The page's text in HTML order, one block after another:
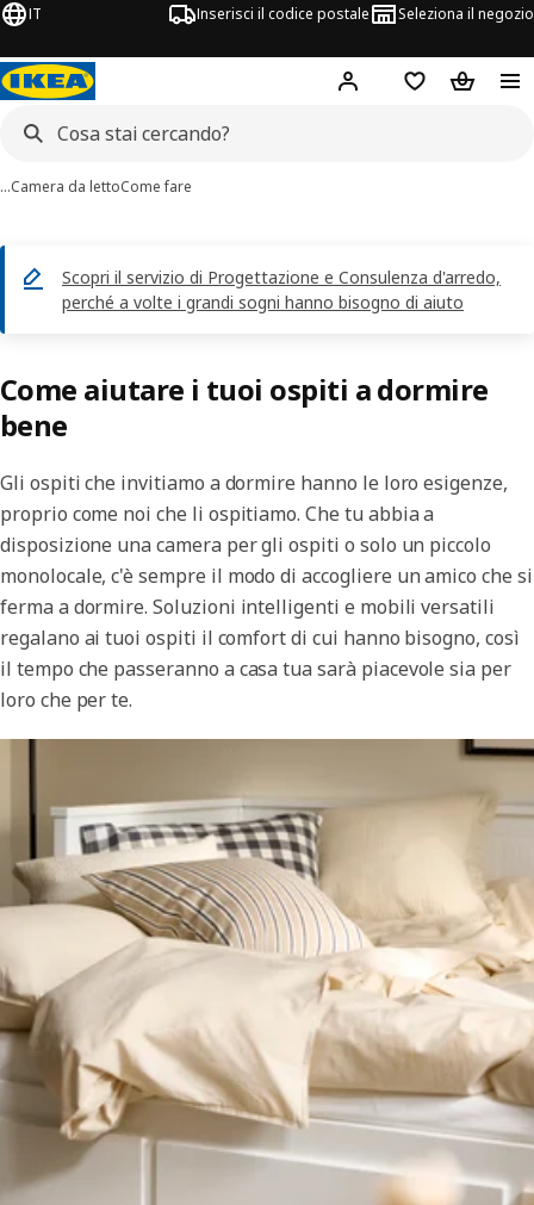
IT Inserisci il codice postale Seleziona il negozio
Hej! AccediLista deiCarrello
…Camera da lettoCome fare
Scopri il servizio di Progettazione e Consulenza d'arredo,
perché a volte i grandi sogni hanno bisogno di aiuto
Come aiutare i tuoi ospiti a dormire
bene
Gli ospiti che invitiamo a dormire hanno le loro esigenze,
proprio come noi che li ospitiamo. Che tu abbia a
disposizione una camera per gli ospiti o solo un piccolo
monolocale, c'è sempre il modo di accogliere un amico che si
ferma a dormire. Soluzioni intelligenti e mobili versatili
regalano ai tuoi ospiti il comfort di cui hanno bisogno, così
il tempo che passeranno a casa tua sarà piacevole sia per
loro che per te.